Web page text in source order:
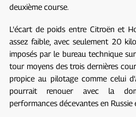
deuxième course.
L'écart de poids entre Citroën et
assez faible, avec seulement 20
imposés par le bureau technique
tour moyens des trois dernières
propice au pilotage comme celui
pourrait renouer avec la
performances décevantes en